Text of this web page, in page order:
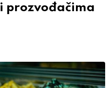
prozvođačima